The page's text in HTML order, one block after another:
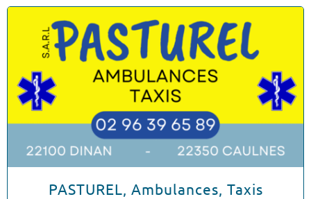
PASTUREL, Ambulances, Taxis